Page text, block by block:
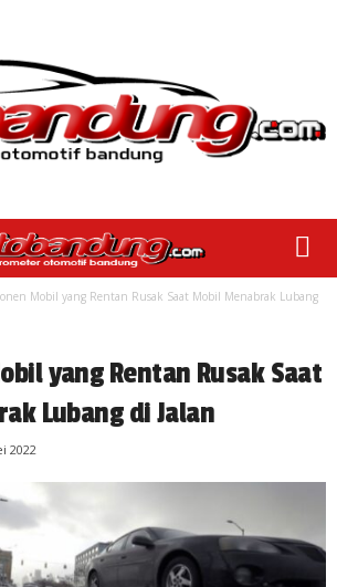
Mobil yang Rentan Rusak Saat Mobil Menabrak Lubang
yang Rentan Rusak Saat
Lubang di Jalan
2022